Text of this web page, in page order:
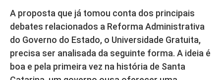
A proposta que já tomou conta dos principais
debates relacionados a Reforma Administrativa
do Governo do Estado, o Universidade Gratuita,
precisa ser analisada da seguinte forma. A ideia é
boa e pela primeira vez na história de Santa